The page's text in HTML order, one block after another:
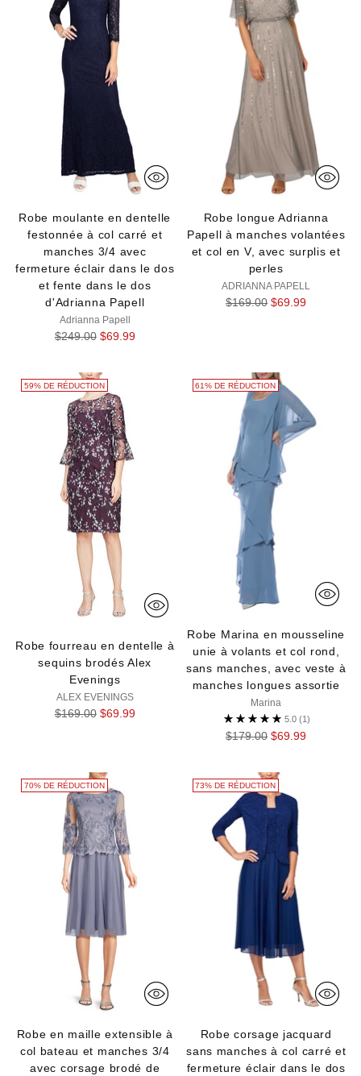
Robe moulante en dentelle
festonnée à col carré et
manches 3/4 avec
fermeture éclair dans le dos
et fente dans le dos
d'Adrianna Papell
Adrianna Papell
Prix
$249.00 $69.99
Robe longue Adrianna
Papell à manches volantées
et col en V, avec surplis et
perles
ADRIANNA PAPELL
Prix
$169.00 $69.99
59% DE RÉDUCTION
Robe fourreau en dentelle à
sequins brodés Alex
Evenings
ALEX EVENINGS
Prix
$169.00 $69.99
61% DE RÉDUCTION
Robe Marina en mousseline
unie à volants et col rond,
sans manches, avec veste à
manches longues assortie
Marina
5.0 (1)
Prix
$179.00 $69.99
70% DE RÉDUCTION
Robe en maille extensible à
col bateau et manches 3/4
avec corsage brodé de
73% DE RÉDUCTION
Robe corsage jacquard
sans manches à col carré et
fermeture éclair dans le dos